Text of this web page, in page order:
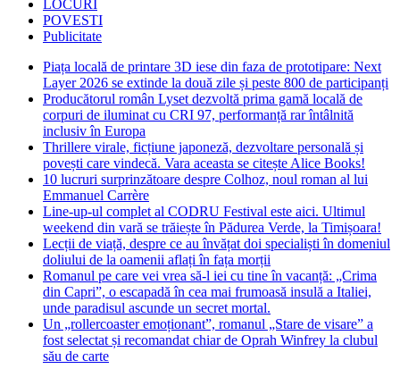
LOCURI
POVESTI
Publicitate
Piața locală de printare 3D iese din faza de prototipare: Next
Layer 2026 se extinde la două zile și peste 800 de participanți
Producătorul român Lyset dezvoltă prima gamă locală de
corpuri de iluminat cu CRI 97, performanță rar întâlnită
inclusiv în Europa
Thrillere virale, ficțiune japoneză, dezvoltare personală și
povești care vindecă. Vara aceasta se citește Alice Books!
10 lucruri surprinzătoare despre Colhoz, noul roman al lui
Emmanuel Carrère
Line-up-ul complet al CODRU Festival este aici. Ultimul
weekend din vară se trăiește în Pădurea Verde, la Timișoara!
Lecții de viață, despre ce au învățat doi specialiști în domeniul
doliului de la oamenii aflați în fața morții
Romanul pe care vei vrea să-l iei cu tine în vacanță: „Crima
din Capri”, o escapadă în cea mai frumoasă insulă a Italiei,
unde paradisul ascunde un secret mortal.
Un „rollercoaster emoționant”, romanul „Stare de visare” a
fost selectat și recomandat chiar de Oprah Winfrey la clubul
său de carte